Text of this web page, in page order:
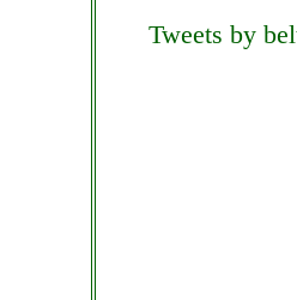
Tweets by